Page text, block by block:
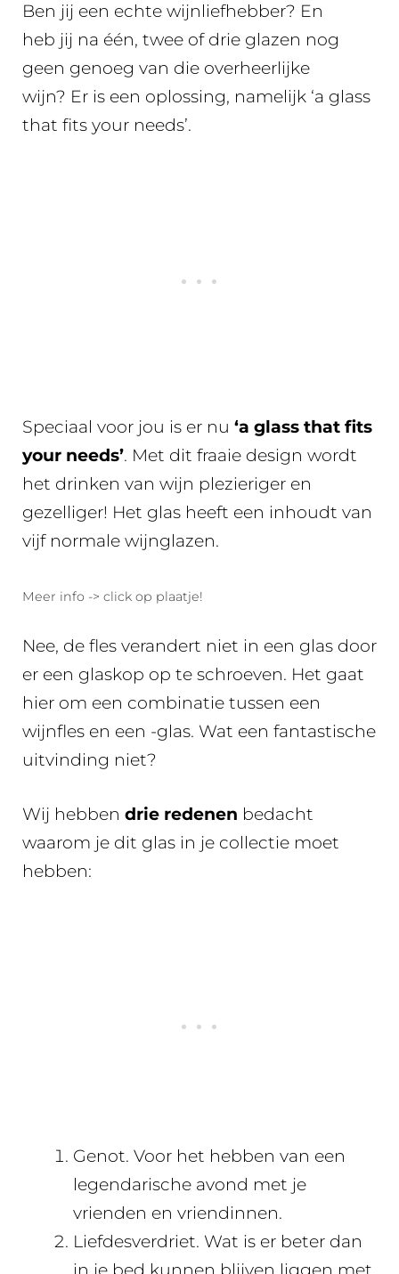
Ben jij een echte wijnliefhebber? En
heb jij na één, twee of drie glazen nog
geen genoeg van die overheerlijke
wijn? Er is een oplossing, namelijk ‘a glass
that fits your needs’.
Speciaal voor jou is er nu ‘a glass that fits
your needs’. Met dit fraaie design wordt
het drinken van wijn plezieriger en
gezelliger! Het glas heeft een inhoudt van
vijf normale wijnglazen.
Meer info -> click op plaatje!
Nee, de fles verandert niet in een glas door
er een glaskop op te schroeven. Het gaat
hier om een combinatie tussen een
wijnfles en een -glas. Wat een fantastische
uitvinding niet?
Wij hebben drie redenen bedacht
waarom je dit glas in je collectie moet
hebben:
Genot. Voor het hebben van een
legendarische avond met je
vrienden en vriendinnen.
Liefdesverdriet. Wat is er beter dan